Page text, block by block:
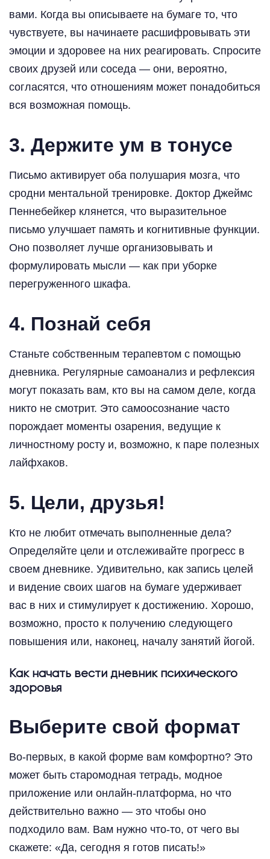
вами. Когда вы описываете на бумаге то, что
чувствуете, вы начинаете расшифровывать эти
эмоции и здоровее на них реагировать. Спросите
своих друзей или соседа — они, вероятно,
согласятся, что отношениям может понадобиться
вся возможная помощь.
3. Держите ум в тонусе
Письмо активирует оба полушария мозга, что
сродни ментальной тренировке. Доктор Джеймс
Пеннебейкер клянется, что выразительное
письмо улучшает память и когнитивные функции.
Оно позволяет лучше организовывать и
формулировать мысли — как при уборке
перегруженного шкафа.
4. Познай себя
Станьте собственным терапевтом с помощью
дневника. Регулярные самоанализ и рефлексия
могут показать вам, кто вы на самом деле, когда
никто не смотрит. Это самоосознание часто
порождает моменты озарения, ведущие к
личностному росту и, возможно, к паре полезных
лайфхаков.
5. Цели, друзья!
Кто не любит отмечать выполненные дела?
Определяйте цели и отслеживайте прогресс в
своем дневнике. Удивительно, как запись целей
и видение своих шагов на бумаге удерживает
вас в них и стимулирует к достижению. Хорошо,
возможно, просто к получению следующего
повышения или, наконец, началу занятий йогой.
Как начать вести дневник психического
здоровья
Выберите свой формат
Во-первых, в какой форме вам комфортно? Это
может быть старомодная тетрадь, модное
приложение или онлайн-платформа, но что
действительно важно — это чтобы оно
подходило вам. Вам нужно что-то, от чего вы
скажете: «Да, сегодня я готов писать!»